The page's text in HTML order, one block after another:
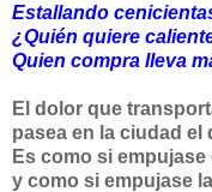
Estallando
¿Quién quiere
Quien compra lleva
El dolor que
pasea en la ciudad el
Es como si
y como si empujase